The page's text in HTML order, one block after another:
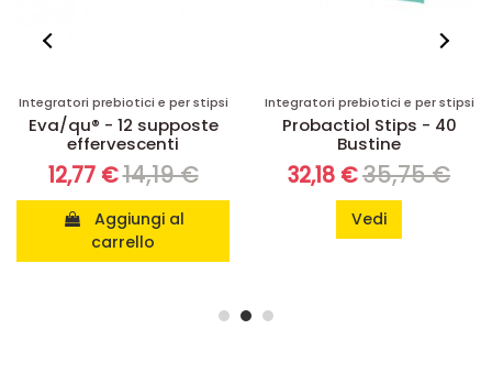
Integratori prebiotici e per stipsi
Probactiol Stips - 40
Bustine
32,18 €35,75 €
Vedi
Integratori prebiotici e per
Psyllogel Fibra
Rossa - 20
11,58 €12,87 €
Aggiungi al
carrello